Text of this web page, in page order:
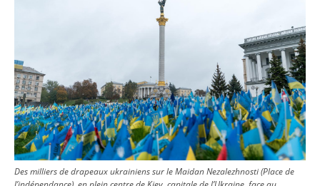
Des milliers de drapeaux ukrainiens sur le Maidan Nezalezhnosti (Place de